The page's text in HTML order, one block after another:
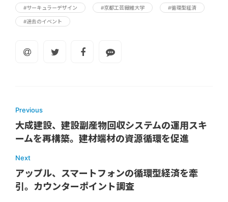
#サーキュラーデザイン #京都工芸繊維大学 #循環型経済
#過去のイベント
Previous
大成建設、建設副産物回収システムの運用スキ
ームを再構築。建材端材の資源循環を促進
Next
アップル、スマートフォンの循環型経済を牽
引。カウンターポイント調査